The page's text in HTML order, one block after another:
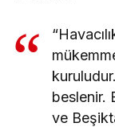
beslenir.
ve